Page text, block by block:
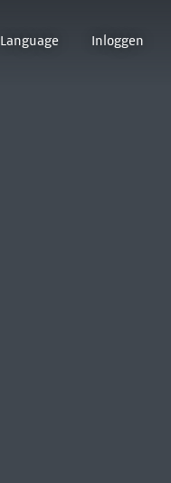
Language Inloggen